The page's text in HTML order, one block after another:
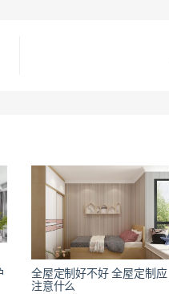
全屋定制好不好 全屋定制应
注意什么